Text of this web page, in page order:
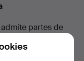
partes de